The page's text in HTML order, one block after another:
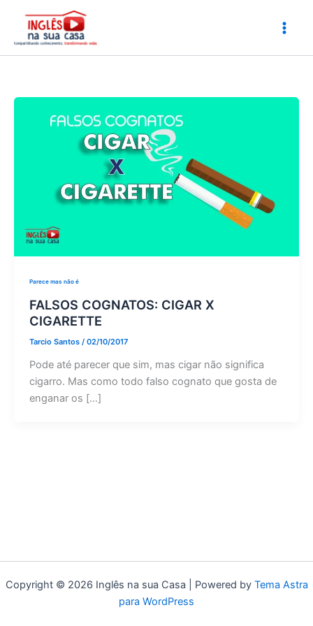
conteúdo
Parece mas não é
FALSOS COGNATOS: CIGAR X
CIGARETTE
Tarcio Santos / 02/10/2017
Pode até parecer que sim, mas cigar não significa
cigarro. Mas como todo falso cognato que gosta de
enganar os […]
Copyright © 2026 Inglês na sua Casa | Powered by Tema Astra
para WordPress